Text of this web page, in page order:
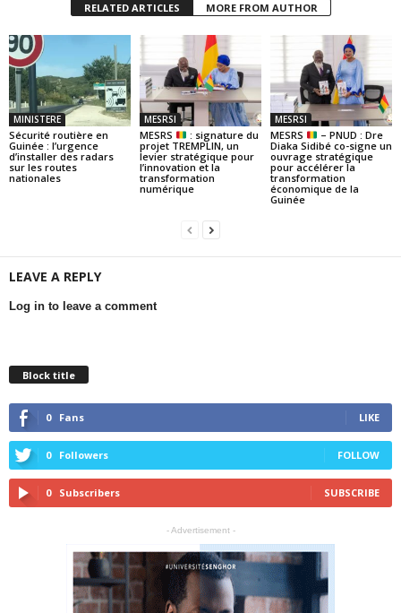
RELATED ARTICLES MORE FROM AUTHOR
MINISTERE
Sécurité routière en
Guinée : l’urgence
d’installer des radars
sur les routes
nationales
MESRSI
MESRS
: signature du
projet TREMPLIN, un
levier stratégique pour
l’innovation et la
transformation
numérique
MESRSI
MESRS
– PNUD : Dre
Diaka Sidibé co-signe un
ouvrage stratégique
pour accélérer la
transformation
économique de la
Guinée
LEAVE A REPLY
Log in to leave a comment
Block title
0 Fans LIKE
0 Followers FOLLOW
0 Subscribers SUBSCRIBE
- Advertisement -